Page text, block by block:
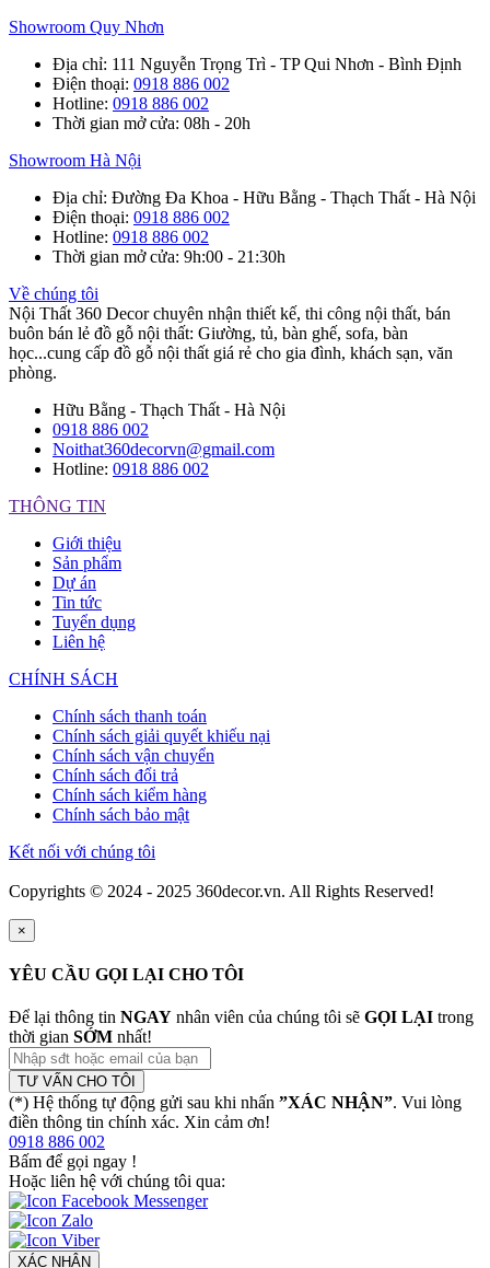
Showroom Quy Nhơn
Địa chỉ: 111 Nguyễn Trọng Trì - TP Qui Nhơn - Bình Định
Điện thoại: 0918 886 002
Hotline: 0918 886 002
Thời gian mở cửa: 08h - 20h
Showroom Hà Nội
Địa chỉ: Đường Đa Khoa - Hữu Bằng - Thạch Thất - Hà Nội
Điện thoại: 0918 886 002
Hotline: 0918 886 002
Thời gian mở cửa: 9h:00 - 21:30h
Về chúng tôi
Nội Thất 360 Decor chuyên nhận thiết kế, thi công nội thất, bán
buôn bán lẻ đồ gỗ nội thất: Giường, tủ, bàn ghế, sofa, bàn
học...cung cấp đồ gỗ nội thất giá rẻ cho gia đình, khách sạn, văn
phòng.
Hữu Bằng - Thạch Thất - Hà Nội
0918 886 002
Noithat360decorvn@gmail.com
Hotline: 0918 886 002
THÔNG TIN
Giới thiệu
Sản phẩm
Dự án
Tin tức
Tuyển dụng
Liên hệ
CHÍNH SÁCH
Chính sách thanh toán
Chính sách giải quyết khiếu nại
Chính sách vận chuyển
Chính sách đổi trả
Chính sách kiểm hàng
Chính sách bảo mật
Kết nối với chúng tôi
Copyrights © 2024 - 2025 360decor.vn. All Rights Reserved!
×
YÊU CẦU GỌI LẠI CHO TÔI
Để lại thông tin NGAY nhân viên của chúng tôi sẽ GỌI LẠI trong
thời gian SỚM nhất!
TƯ VẤN CHO TÔI
(*) Hệ thống tự động gửi sau khi nhấn ”XÁC NHẬN”. Vui lòng
điền thông tin chính xác. Xin cảm ơn!
0918 886 002
Bấm để gọi ngay !
Hoặc liên hệ với chúng tôi qua:
XÁC NHẬN